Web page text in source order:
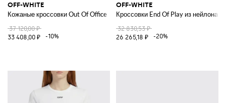
OFF-WHITE
Кожаные кроссовки Out Of Office
37 120,00 ₽
33 408,00 ₽
-10%
OFF-WHITE
Кроссовки End Of Play из нейлона
32 830,53 ₽
26 265,18 ₽
-20%